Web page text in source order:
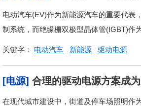
电动汽车(EV)作为新能源汽车的重要代表
制系统，而绝缘栅双极型晶体管(IGBT)作
关键字： 电动汽车 新能源 驱动电源
[电源] 合理的驱动电源方案成
在现代城市建设中，街道及停车场照明作